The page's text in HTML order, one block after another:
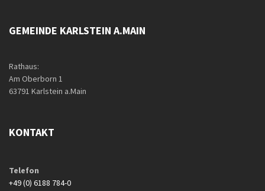
GEMEINDE KARLSTEIN A.MAIN
Rathaus:
Am Oberborn 1
63791 Karlstein a.Main
KONTAKT
Telefon
+49 (0) 6188 784-0